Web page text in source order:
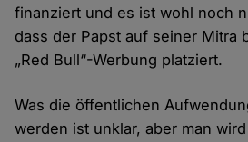
finanziert und es ist wohl noch
dass der Papst auf seiner Mitra
„Red Bull“-Werbung platziert.
Was die öffentlichen
werden ist unklar, aber man